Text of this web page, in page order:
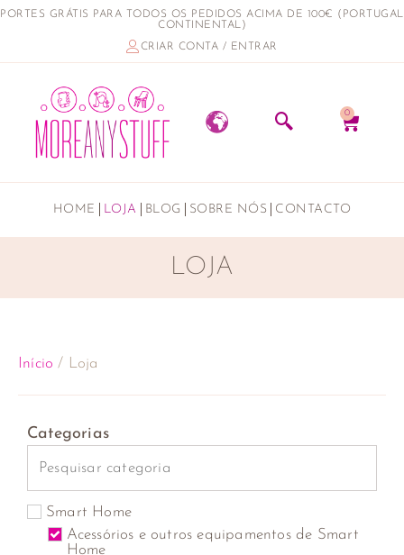
PORTES GRÁTIS PARA TODOS OS PEDIDOS ACIMA DE 100€ (PORTUGAL
CONTINENTAL)
CRIAR CONTA / ENTRAR
0
HOME LOJA BLOG SOBRE NÓS CONTACTO
LOJA
Início / Loja
Categorias
Smart Home
Acessórios e outros equipamentos de Smart
Home